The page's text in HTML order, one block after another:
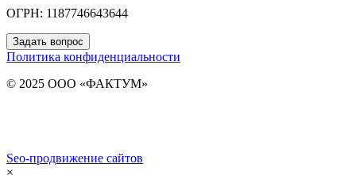
ОГРН: 1187746643644
Задать вопрос
Политика конфиденциальности
© 2025 ООО «ФАКТУМ»
Seo-продвижение сайтов
×